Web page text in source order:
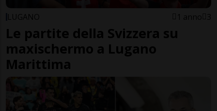
LUGANO 1 anno 3
Le partite della Svizzera su
maxischermo a Lugano
Marittima